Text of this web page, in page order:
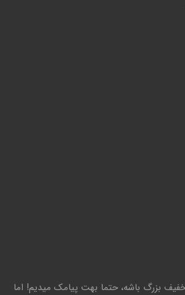
بزرگ باشه، حتما بهت پیامک میدیم! اما